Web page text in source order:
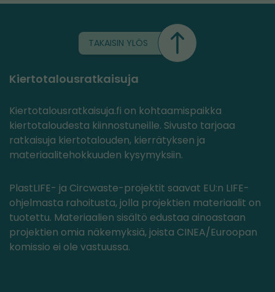
TAKAISIN YLÖS
Kiertotalousratkaisuja
Kiertotalousratkaisuja.fi on kohtaamispaikka
kiertotaloudesta kiinnostuneille. Sivusto tarjoaa
ratkaisuja kiertotalouden, kierrätyksen ja
materiaalitehokkuuden kysymyksiin.
PlastLIFE- ja Circwaste-projektit saavat EU:n LIFE-
ohjelmasta rahoitusta, jolla projektien materiaalit on
tuotettu. Materiaalien sisältö edustaa ainoastaan
projektien omia näkemyksiä, joista CINEA/Euroopan
komissio ei ole vastuussa.